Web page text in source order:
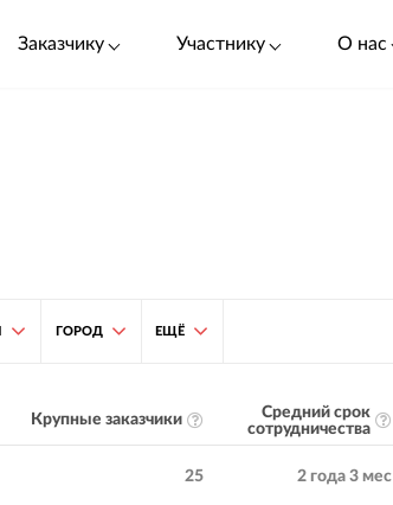
Заказчику Участнику О нас
ГОРОД ЕЩЁ
Крупные заказчики
Средний срок
сотрудничества
25 2 года 3 мес